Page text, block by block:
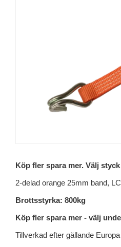
Köp fler spara mer. Välj
2-delad orange 25mm band,
Brottsstyrka: 800kg
Köp fler spara mer - välj
Tillverkad efter gällande